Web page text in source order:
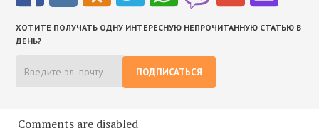
ХОТИТЕ ПОЛУЧАТЬ ОДНУ ИНТЕРЕСНУЮ НЕПРОЧИТАННУЮ СТАТЬЮ В
ДЕНЬ?
ПОДПИСАТЬСЯ
Comments are disabled